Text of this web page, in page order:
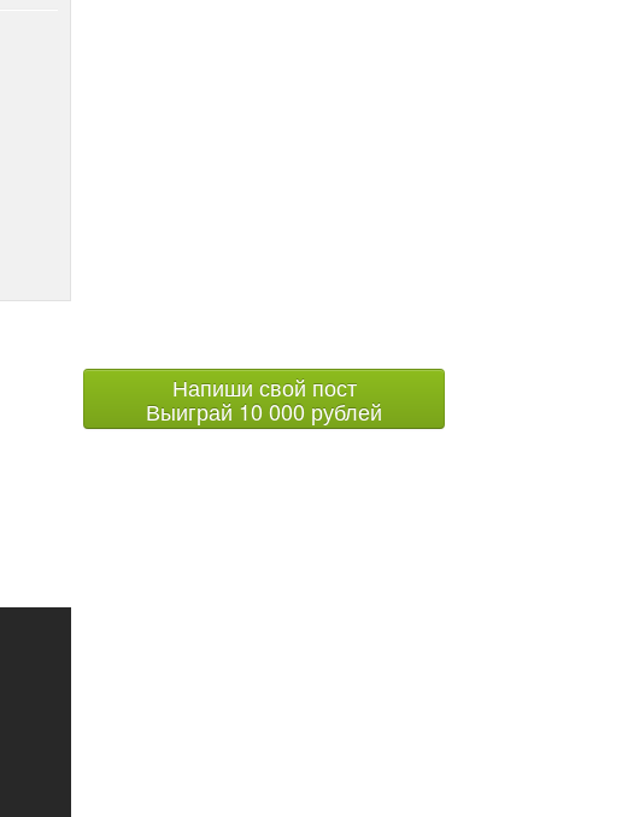
Напиши свой пост
Выиграй 10 000 рублей